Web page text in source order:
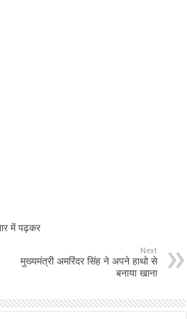
में पढ़कर
Next
मुख्यमंत्री अमरिंदर सिंह ने अपने हाथो से
बनाया खाना